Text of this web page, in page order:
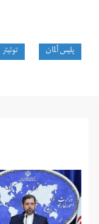
پلیس آلمان توئیتر